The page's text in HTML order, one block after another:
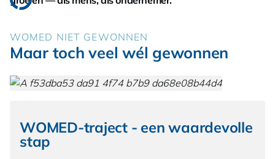
WOMED NIET GEWONNEN
Maar toch veel wél gewonnen
WOMED-traject - een waardevolle
stap